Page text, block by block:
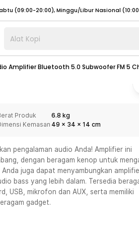
- Jumat (07:00 - 20:00), Sabtu - Minggu
(08:00 - 20:00), Sabtu - Minggu/ Libur
(08:00 - 20:00), Sabtu - Minggu/ Libur
(09:00-20:00), Minggu/Libur Nasional
(09:00-20:00), Minggu/Libur Nasional
- Jumat (07:00 - 20:00), Sabtu - Minggu
(08:00 - 20:00), Sabtu - Minggu/ Libur
(08:00 - 20:00), Sabtu - Minggu/ Libur Nasional
Alat Kopi
Amplifier Bluetooth 5.0 Subwoofer FM 5
Produk
6.8 kg
Kemasan 49 x 34 x 14 cm
pengalaman audio Anda! Amplifier ini
dengan beragam kenop untuk
juga dapat menyambungkan
bass yang lebih dalam. Tersedia
USB, mikrofon dan AUX, serta memiliki
gadget.